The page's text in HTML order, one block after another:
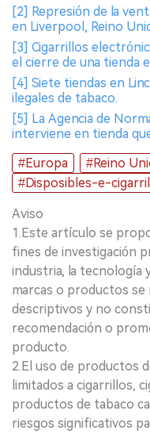
[2] Represión de la
en Liverpool, Reino
[3] Cigarrillos
el cierre de una tienda
[4] Siete tiendas en
ilegales de tabaco.
[5] La Agencia de
interviene en tienda
#Europa
#Reino
#Disposibles-e-
Aviso
1.Este artículo se
fines de investigación
industria, la tecnología
marcas o productos
descriptivos y no
recomendación o
producto.
2.El uso de productos
limitados a cigarrillos,
productos de tabaco
riesgos significativos